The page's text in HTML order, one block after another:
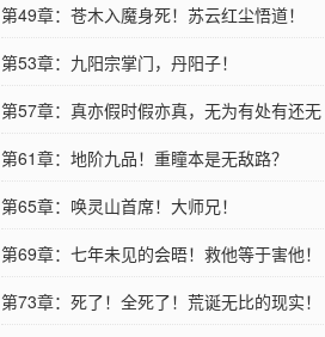
第49章：苍木入魔身死！苏云红尘悟道！
第53章：九阳宗掌门，丹阳子！
第57章：真亦假时假亦真，无为有处有还无
第61章：地阶九品！重瞳本是无敌路？
第65章：唤灵山首席！大师兄！
第69章：七年未见的会晤！救他等于害他！
第73章：死了！全死了！荒诞无比的现实！